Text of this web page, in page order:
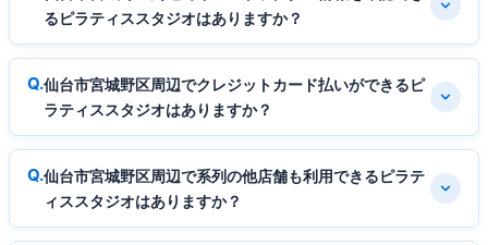
るピラティススタジオはありますか？
仙台市宮城野区周辺でクレジットカード払いができるピ
ラティススタジオはありますか？
仙台市宮城野区周辺で系列の他店舗も利用できるピラテ
ィススタジオはありますか？